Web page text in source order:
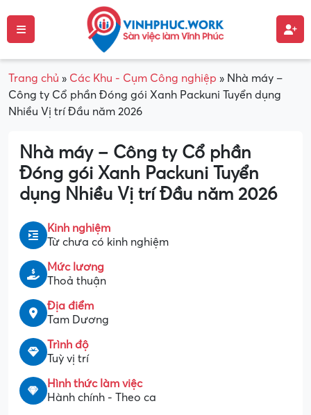
Trang chủ » Các Khu - Cụm Công nghiệp » Nhà máy –
Công ty Cổ phần Đóng gói Xanh Packuni Tuyển dụng
Nhiều Vị trí Đầu năm 2026
Nhà máy – Công ty Cổ phần
Đóng gói Xanh Packuni Tuyển
dụng Nhiều Vị trí Đầu năm 2026
Kinh nghiệm
Từ chưa có kinh nghiệm
Mức lương
Thoả thuận
Địa điểm
Tam Dương
Trình độ
Tuỳ vị trí
Hình thức làm việc
Hành chính - Theo ca